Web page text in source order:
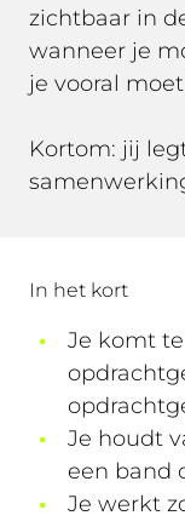
zichtbaar in
wanneer je
je vooral
Kortom: jij
In het kort
Je komt
Je houdt
een band
Je werkt